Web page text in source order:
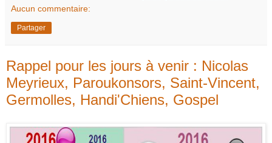
Aucun commentaire:
Partager
Rappel pour les jours à venir : Nicolas
Meyrieux, Paroukonsors, Saint-Vincent,
Germolles, Handi'Chiens, Gospel